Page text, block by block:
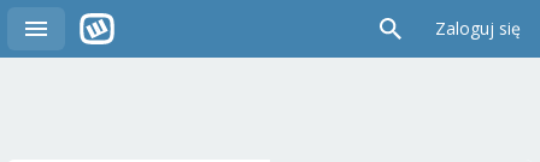
Zaloguj się